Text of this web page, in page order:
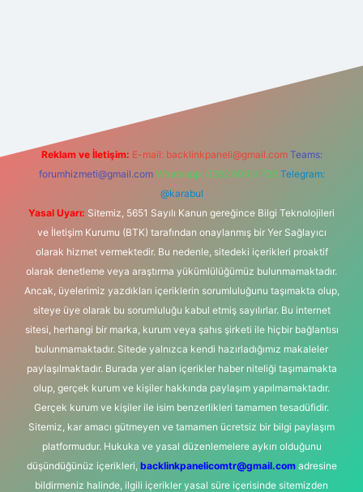
Reklam ve İletişim: E-mail: backlinkpaneli@gmail.com Teams:
forumhizmeti@gmail.com Whatsapp: 0262 606 0 726 Telegram:
@karabul
Yasal Uyarı: Sitemiz, 5651 Sayılı Kanun gereğince Bilgi Teknolojileri
ve İletişim Kurumu (BTK) tarafından onaylanmış bir Yer Sağlayıcı
olarak hizmet vermektedir. Bu nedenle, sitedeki içerikleri proaktif
olarak denetleme veya araştırma yükümlülüğümüz bulunmamaktadır.
Ancak, üyelerimiz yazdıkları içeriklerin sorumluluğunu taşımakta olup,
siteye üye olarak bu sorumluluğu kabul etmiş sayılırlar. Bu internet
sitesi, herhangi bir marka, kurum veya şahıs şirketi ile hiçbir bağlantısı
bulunmamaktadır. Sitede yalnızca kendi hazırladığımız makaleler
paylaşılmaktadır. Burada yer alan içerikler haber niteliği taşımamakta
olup, gerçek kurum ve kişiler hakkında paylaşım yapılmamaktadır.
Gerçek kurum ve kişiler ile isim benzerlikleri tamamen tesadüfidir.
Sitemiz, kar amacı gütmeyen ve tamamen ücretsiz bir bilgi paylaşım
platformudur. Hukuka ve yasal düzenlemelere aykırı olduğunu
düşündüğünüz içerikleri, backlinkpanelicomtr@gmail.comadresine
bildirmeniz halinde, ilgili içerikler yasal süre içerisinde sitemizden